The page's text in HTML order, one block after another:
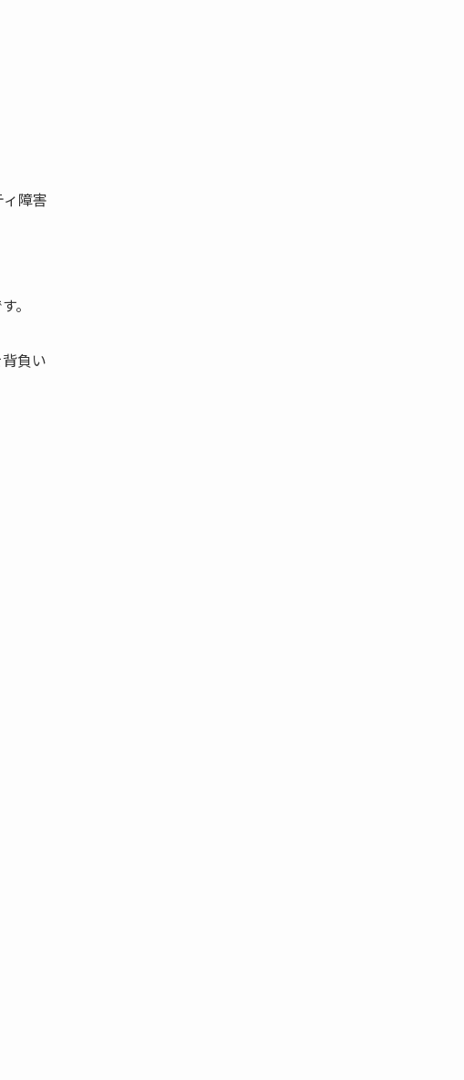
障害
。
負い